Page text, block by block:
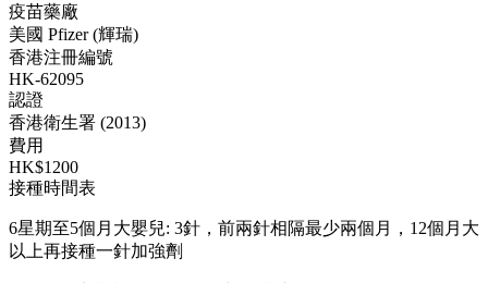
疫苗藥廠
美國 Pfizer (輝瑞)
香港注冊編號
HK-62095
認證
香港衛生署 (2013)
費用
HK$1200
接種時間表
6星期至5個月大嬰兒: 3針，前兩針相隔最少兩個月，12個月大
以上再接種一針加強劑